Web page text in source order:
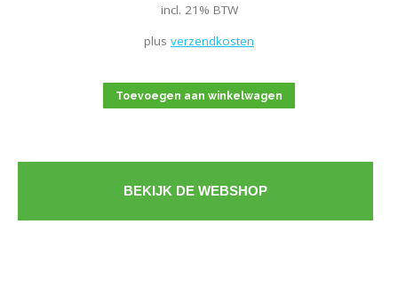
incl. 21% BTW
plus verzendkosten
Toevoegen aan winkelwagen
BEKIJK DE WEBSHOP